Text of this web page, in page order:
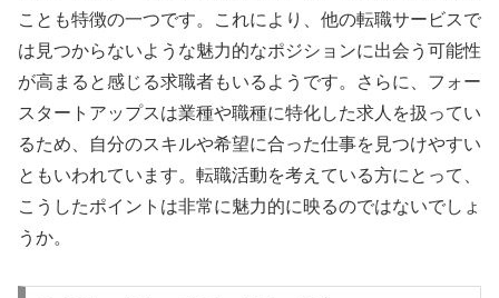
ことも特徴の一つです。これにより、他の転職サービスで
は見つからないような魅力的なポジションに出会う可能性
が高まると感じる求職者もいるようです。さらに、フォー
スタートアップスは業種や職種に特化した求人を扱ってい
るため、自分のスキルや希望に合った仕事を見つけやすい
ともいわれています。転職活動を考えている方にとって、
こうしたポイントは非常に魅力的に映るのではないでしょ
うか。